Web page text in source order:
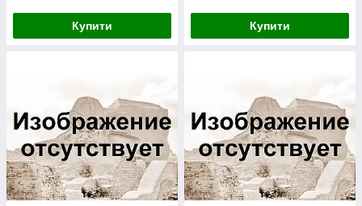
Купити Купити